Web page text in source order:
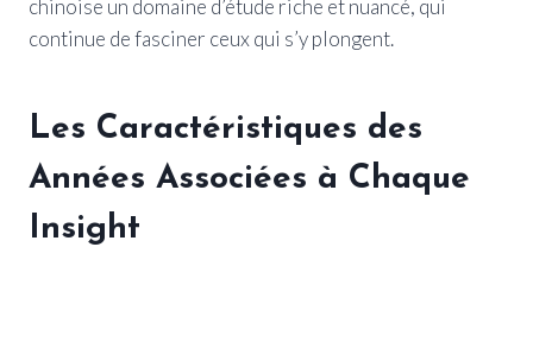
chinoise un domaine d’étude riche et nuancé, qui
continue de fasciner ceux qui s’y plongent.
Les Caractéristiques des
Années Associées à Chaque
Insight